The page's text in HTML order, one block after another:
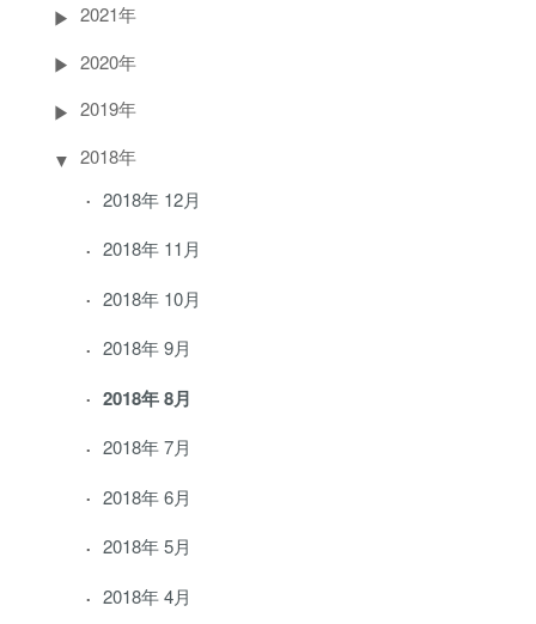
2021年
2020年
2019年
2018年
2018年 12月
2018年 11月
2018年 10月
2018年 9月
2018年 8月
2018年 7月
2018年 6月
2018年 5月
2018年 4月